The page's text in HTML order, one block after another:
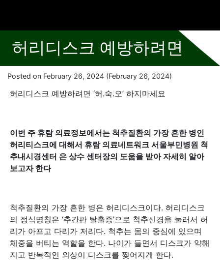
허리디스크 예방하려면
Posted on February 26, 2024 (February 26, 2024)
허리디스크 예방하려면 ‘허.숙.오’ 하지마세요
이번 주 휴람 의료정보에서는 척추질환의 가장 흔한 병인
허리티스크에 대해서 휴람 의료네트워크 서울부민병원 척
추내시경센터 은 상수 센터장의 도움을 받아 자세히 알아
보고자 한다
척추질환의 가장 흔한 병은 허리디스크이다. 허리디스크
의 정식명칭은 ‘추간판 탈출증’으로 척추신경을 눌러서 허
리가 아프고 다리가 저리다. 척추는 몸의 중심에 있으며
체중을 버티는 역할을 한다. 나이가 들면서 디스크가 약해
지고 반복적인 외상이 디스크를 찢어지게 한다.